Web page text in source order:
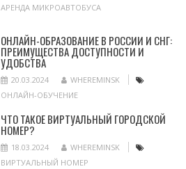
АРЕНДА МИКРОАВТОБУСА
ОНЛАЙН-ОБРАЗОВАНИЕ В РОССИИ И СНГ:
ПРЕИМУЩЕСТВА ДОСТУПНОСТИ И
УДОБСТВА
20.03.2024
WHEREMINSK
ОНЛАЙН-ОБУЧЕНИЕ
ЧТО ТАКОЕ ВИРТУАЛЬНЫЙ ГОРОДСКОЙ
НОМЕР?
18.03.2024
WHEREMINSK
ВИРТУАЛЬНЫЙ НОМЕР